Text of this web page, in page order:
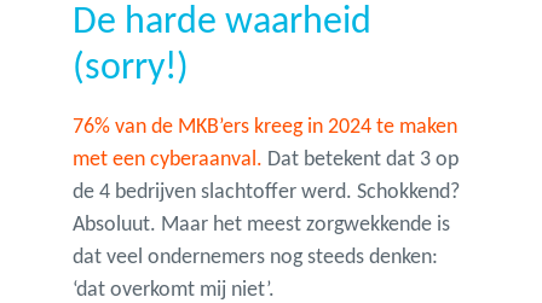
De harde waarheid
(sorry!)
76% van de MKB’ers kreeg in 2024 te maken
met een cyberaanval. Dat betekent dat 3 op
de 4 bedrijven slachtoffer werd. Schokkend?
Absoluut. Maar het meest zorgwekkende is
dat veel ondernemers nog steeds denken:
‘dat overkomt mij niet’.